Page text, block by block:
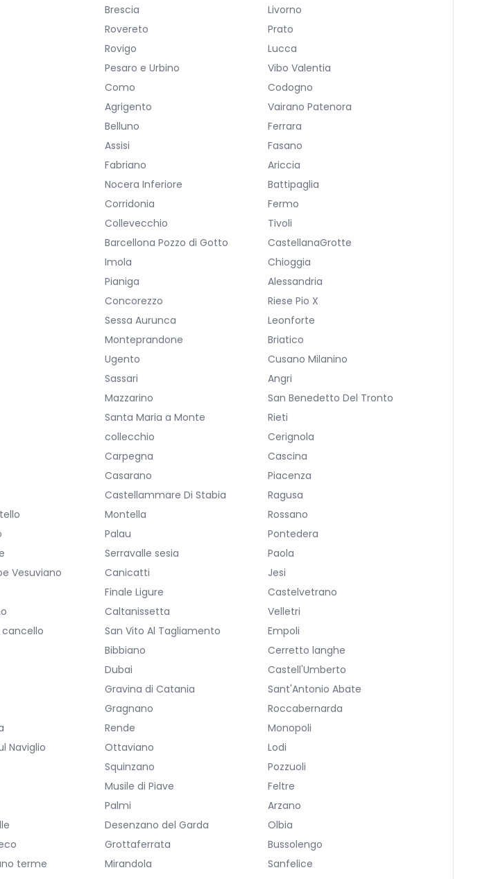
Brescia
Livorno
Rovereto
Prato
Rovigo
Lucca
Pesaro e Urbino
Vibo Valentia
Como
Codogno
Agrigento
Vairano Patenora
Belluno
Ferrara
Assisi
Fasano
Fabriano
Ariccia
Nocera Inferiore
Battipaglia
Corridonia
Fermo
Collevecchio
Tivoli
Barcellona Pozzo di Gotto
CastellanaGrotte
Imola
Chioggia
Pianiga
Alessandria
Concorezzo
Riese Pio X
Sessa Aurunca
Leonforte
Monteprandone
Briatico
Ugento
Cusano Milanino
Sassari
Angri
Mazzarino
San Benedetto Del Tronto
Santa Maria a Monte
Rieti
collecchio
Cerignola
Carpegna
Cascina
Casarano
Piacenza
Castellammare Di Stabia
Ragusa
Montella
Rossano
Palau
Pontedera
Serravalle sesia
Paola
Vesuviano Canicatti
Jesi
Finale Ligure
Castelvetrano
Caltanissetta
Velletri
San Vito Al Tagliamento
Empoli
Bibbiano
Cerretto langhe
Dubai
Castell'Umberto
Gravina di Catania
Sant'Antonio Abate
Gragnano
Roccabernarda
Rende
Monopoli
Naviglio Ottaviano
Lodi
Squinzano
Pozzuoli
Musile di Piave
Feltre
Palmi
Arzano
Desenzano del Garda
Olbia
Grottaferrata
Bussolengo
terme Mirandola
Sanfelice